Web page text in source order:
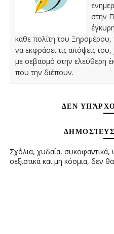
στην
κάθε πολίτη του Ξηρομέρου,
να εκφράσει τις απόψεις
με σεβασμό στην ελεύθερη
που την διέπουν.
ΔΕΝ
Σχόλια, χυδαία, συκοφαντικά,
σεξιστικά και μη κόσμια, δεν